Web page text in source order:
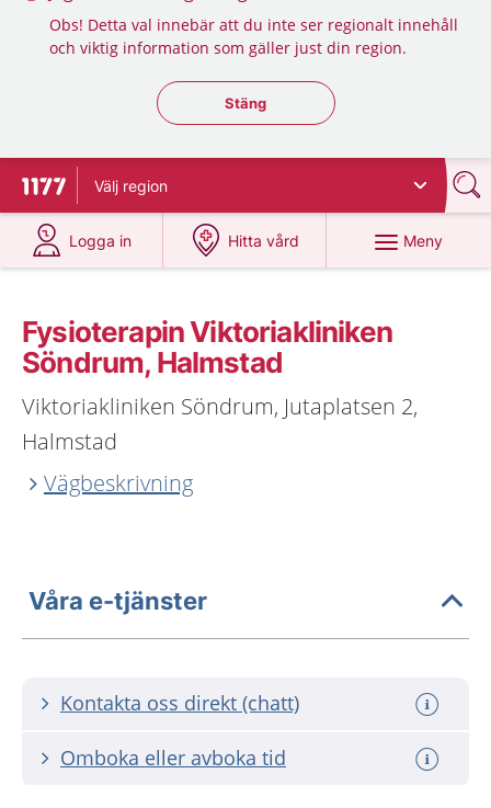
Obs! Detta val innebär att du inte ser regionalt innehåll
och viktig information som gäller just din region.
Stäng regionsväljaren
Stäng
Till startsidan för 1177
Välj region
Logga in
på 1177.se
Hitta vård
på 1177.se
Meny
Fysioterapin Viktoriakliniken
Söndrum, Halmstad
Viktoriakliniken Söndrum, Jutaplatsen 2,
Halmstad
Vägbeskrivning
Våra e-tjänster
Kontakta oss direkt (chatt)
Omboka eller avboka tid